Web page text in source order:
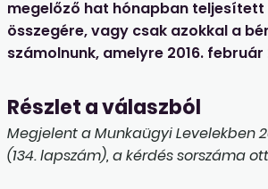
megelőző hat hónapban
összegére, vagy csak azokkal a
számolnunk, amelyre 2016.
Részlet a válaszból
Megjelent a Munkaügyi Levelekben
(134. lapszám), a kérdés sorszáma